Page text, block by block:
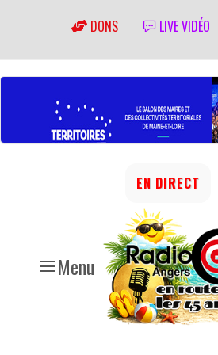
DONS LIVE VIDÉO
Menu
EN DIRECT